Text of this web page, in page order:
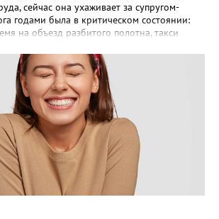
сейчас она ухаживает за супругом-
годами была в критическом состоянии:
на объезд разбитого полотна, такси
не смогла добраться до больного.
города и другие инстанции,
дорогу своими силами – всё тщетно»,
Общественники подчеркнули: именно
участок разровняли и отсыпали. Для
обратиться в мэрию Златоуста.